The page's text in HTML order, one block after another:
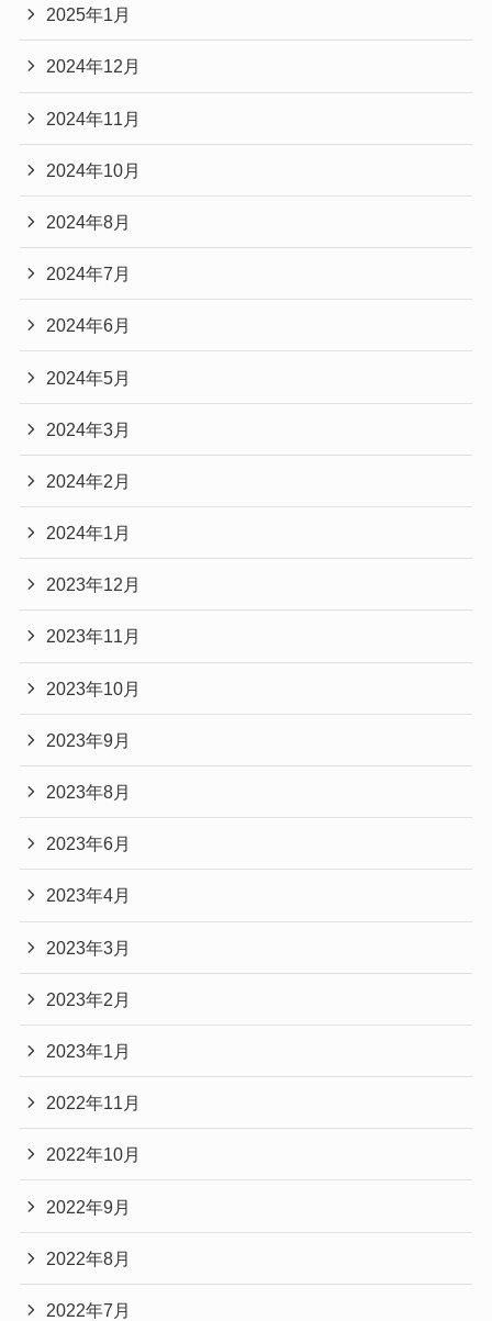
2025年1月
2024年12月
2024年11月
2024年10月
2024年8月
2024年7月
2024年6月
2024年5月
2024年3月
2024年2月
2024年1月
2023年12月
2023年11月
2023年10月
2023年9月
2023年8月
2023年6月
2023年4月
2023年3月
2023年2月
2023年1月
2022年11月
2022年10月
2022年9月
2022年8月
2022年7月